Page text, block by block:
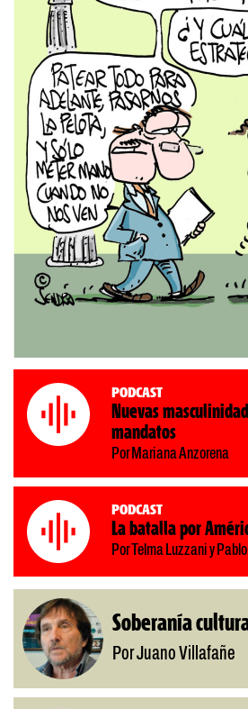
Podcast
Nuevas
mandatos
Por Mariana Anzorena
Podcast
La batalla por
Por Telma Luzzani y
Soberanía
Por Juano Villafañe